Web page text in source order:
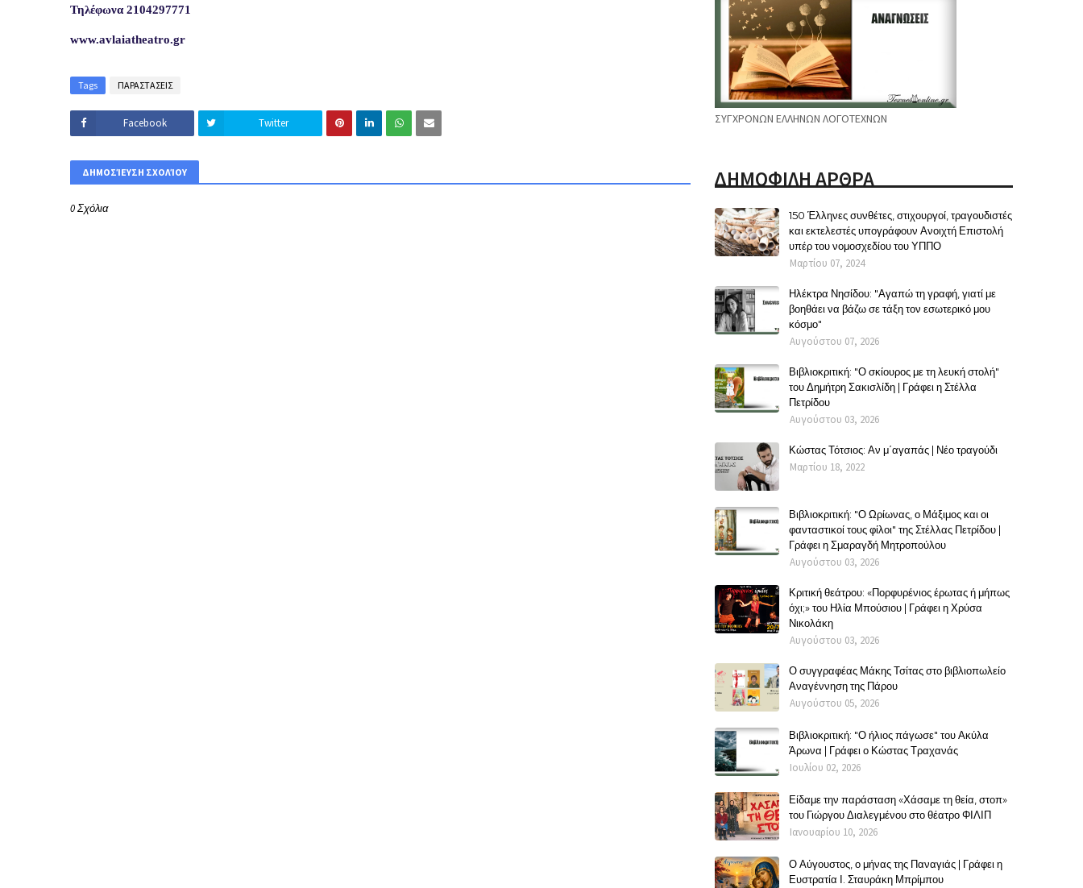
Τηλέφωνα 2104297771
www.avlaiatheatro.gr
Tags ΠΑΡΑΣΤΑΣΕΙΣ
Facebook Twitter
ΔΗΜΟΣΊΕΥΣΗ ΣΧΟΛΊΟΥ
0 Σχόλια
ΣΥΓΧΡΟΝΩΝ ΕΛΛΗΝΩΝ ΛΟΓΟΤΕΧΝΩΝ
ΔΗΜΟΦΙΛΗ ΑΡΘΡΑ
150 Έλληνες συνθέτες, στιχουργοί, τραγουδιστές
και εκτελεστές υπογράφουν Ανοιχτή Επιστολή
υπέρ του νομοσχεδίου του ΥΠΠΟ
Μαρτίου 07, 2024
Ηλέκτρα Νησίδου: "Αγαπώ τη γραφή, γιατί με
βοηθάει να βάζω σε τάξη τον εσωτερικό μου
κόσμο"
Αυγούστου 07, 2026
Βιβλιοκριτική: "Ο σκίουρος με τη λευκή στολή"
του Δημήτρη Σακισλίδη | Γράφει η Στέλλα
Πετρίδου
Αυγούστου 03, 2026
Κώστας Τότσιος: Αν μ΄αγαπάς | Νέο τραγούδι
Μαρτίου 18, 2022
Βιβλιοκριτική: "Ο Ωρίωνας, ο Μάξιμος και οι
φανταστικοί τους φίλοι" της Στέλλας Πετρίδου |
Γράφει η Σμαραγδή Μητροπούλου
Αυγούστου 03, 2026
Κριτική θεάτρου: «Πορφυρένιος έρωτας ή μήπως
όχι;» του Ηλία Μπούσιου | Γράφει η Χρύσα
Νικολάκη
Αυγούστου 03, 2026
Ο συγγραφέας Μάκης Τσίτας στο βιβλιοπωλείο
Αναγέννηση της Πάρου
Αυγούστου 05, 2026
Βιβλιοκριτική: "Ο ήλιος πάγωσε" του Ακύλα
Άρωνα | Γράφει ο Κώστας Τραχανάς
Ιουλίου 02, 2026
Είδαμε την παράσταση «Χάσαμε τη θεία, στοπ»
του Γιώργου Διαλεγμένου στο θέατρο ΦΙΛΙΠ
Ιανουαρίου 10, 2026
Ο Αύγουστος, ο μήνας της Παναγιάς | Γράφει η
Ευστρατία Ι. Σταυράκη Μπρίμπου